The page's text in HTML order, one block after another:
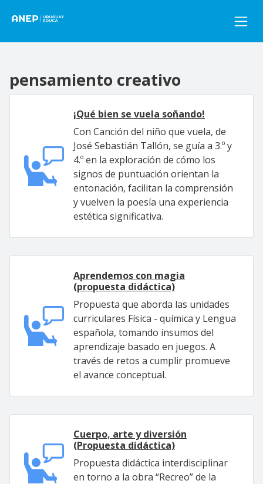
pensamiento creativo
¡Qué bien se vuela soñando!
Con Canción del niño que vuela, de
José Sebastián Tallón, se guía a 3.º y
4.º en la exploración de cómo los
signos de puntuación orientan la
entonación, facilitan la comprensión
y vuelven la poesía una experiencia
estética significativa.
Aprendemos con magia
(propuesta didáctica)
Propuesta que aborda las unidades
curriculares Física - química y Lengua
española, tomando insumos del
aprendizaje basado en juegos. A
través de retos a cumplir promueve
el avance conceptual.
Cuerpo, arte y diversión
(Propuesta didáctica)
Propuesta didáctica interdisciplinar
en torno a la obra “Recreo” de la